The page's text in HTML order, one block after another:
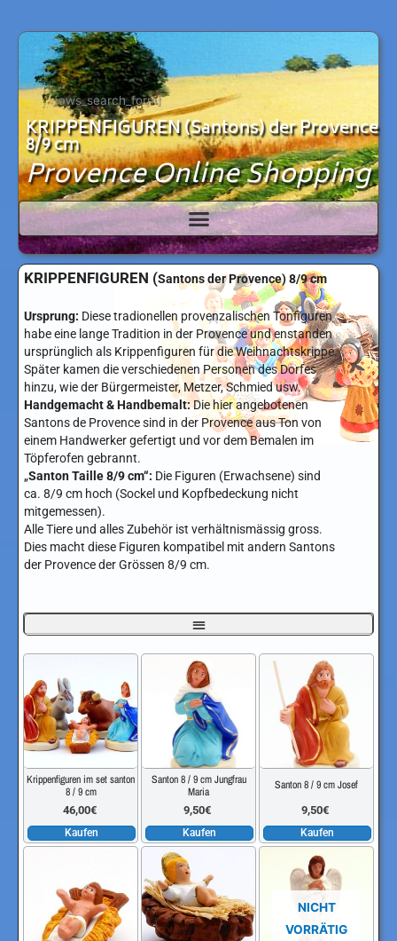
Inhalt
springen
[aws_search_form]
KRIPPENFIGUREN (Santons) der Provence
8/9 cm
Provence Online Shopping
KRIPPENFIGUREN (Santons der Provence) 8/9 cm
Ursprung: Diese tradionellen provenzalischen Tonfiguren
habe eine lange Tradition in der Provence und enstanden
ursprünglich als Krippenfiguren für die Weihnachtskrippe.
Später kamen die verschiedenen Personen des Dorfes
hinzu, wie der Bürgermeister, Metzer, Schmied usw.
Handgemacht & Handbemalt:Die hier angebotenen
Santons de Provence sind in der Provence aus Ton von
einem Handwerker gefertigt und vor dem Bemalen im
Töpferofen gebrannt.
„Santon Taille 8/9 cm“: Die Figuren (Erwachsene) sind
ca. 8/9 cm hoch (Sockel und Kopfbedeckung nicht
mitgemessen).
Alle Tiere und alles Zubehör ist verhältnismässig gross.
Dies macht diese Figuren kompatibel mit andern Santons
der Provence der Grössen 8/9 cm.
Krippenfiguren im set santon
8 / 9 cm
46,00€
Kaufen
Santon 8 / 9 cm Jungfrau
Maria
9,50€
Kaufen
Santon 8 / 9 cm Josef
9,50€
Kaufen
NICHT
VORRÄTIG